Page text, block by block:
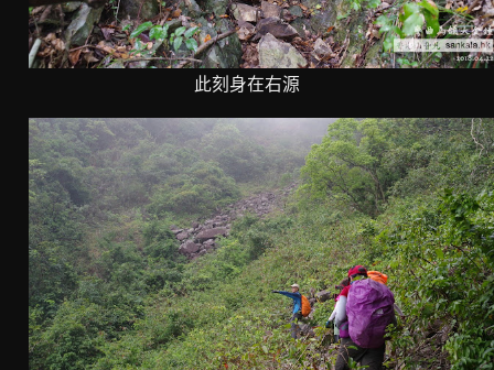
此刻身在右源